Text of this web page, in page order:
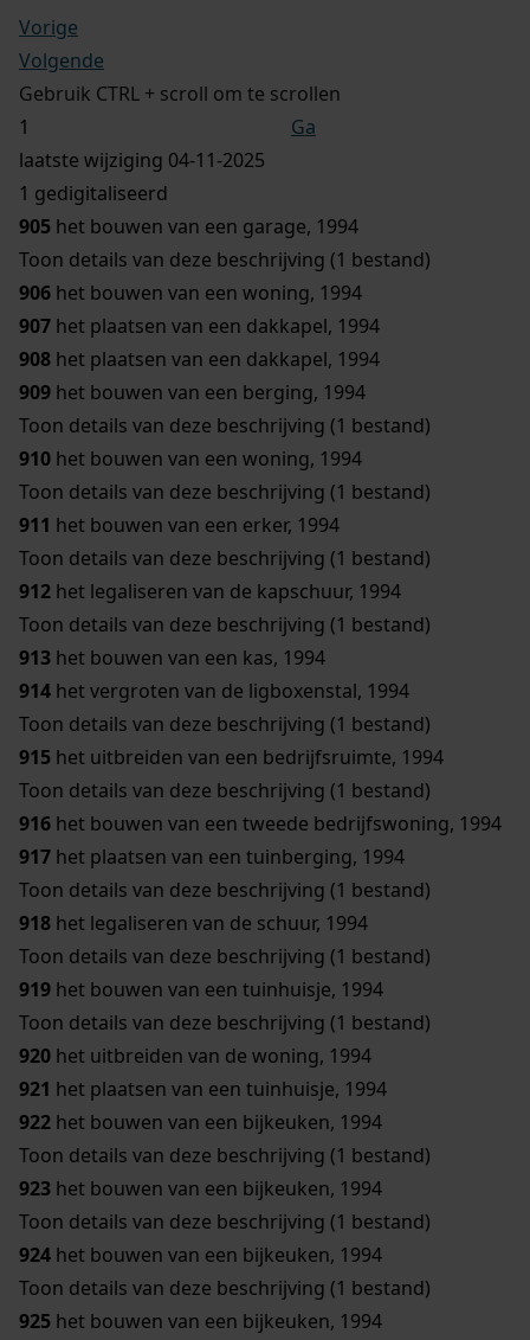
Vorige
Volgende
Gebruik CTRL + scroll om te scrollen
Ga
laatste wijziging 04-11-2025
1 gedigitaliseerd
905 het bouwen van een garage, 1994
Toon details van deze beschrijving (1 bestand)
906 het bouwen van een woning, 1994
907 het plaatsen van een dakkapel, 1994
908 het plaatsen van een dakkapel, 1994
909 het bouwen van een berging, 1994
Toon details van deze beschrijving (1 bestand)
910 het bouwen van een woning, 1994
Toon details van deze beschrijving (1 bestand)
911 het bouwen van een erker, 1994
Toon details van deze beschrijving (1 bestand)
912 het legaliseren van de kapschuur, 1994
Toon details van deze beschrijving (1 bestand)
913 het bouwen van een kas, 1994
914 het vergroten van de ligboxenstal, 1994
Toon details van deze beschrijving (1 bestand)
915 het uitbreiden van een bedrijfsruimte, 1994
Toon details van deze beschrijving (1 bestand)
916 het bouwen van een tweede bedrijfswoning, 1994
917 het plaatsen van een tuinberging, 1994
Toon details van deze beschrijving (1 bestand)
918 het legaliseren van de schuur, 1994
Toon details van deze beschrijving (1 bestand)
919 het bouwen van een tuinhuisje, 1994
Toon details van deze beschrijving (1 bestand)
920 het uitbreiden van de woning, 1994
921 het plaatsen van een tuinhuisje, 1994
922 het bouwen van een bijkeuken, 1994
Toon details van deze beschrijving (1 bestand)
923 het bouwen van een bijkeuken, 1994
Toon details van deze beschrijving (1 bestand)
924 het bouwen van een bijkeuken, 1994
Toon details van deze beschrijving (1 bestand)
925 het bouwen van een bijkeuken, 1994